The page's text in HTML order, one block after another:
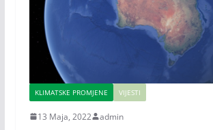
KLIMATSKE PROMJENE VIJESTI
13 Maja, 2022 admin